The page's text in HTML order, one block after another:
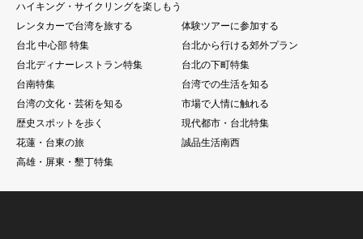
ハイキング・サイクリングを楽しもう
レンタカーで台湾を旅する
体験ツアーに参加する
台北 中心部 特集
台北から行ける郊外プラン
台北ディナーレストラン特集
台北の下町特集
台南特集
台湾での生活を知る
台湾の文化・芸術を知る
市場で人情に触れる
歴史スポットを歩く
現代都市・台北特集
花蓮・台東の旅
誠品生活南西
高雄・屏東・墾丁特集